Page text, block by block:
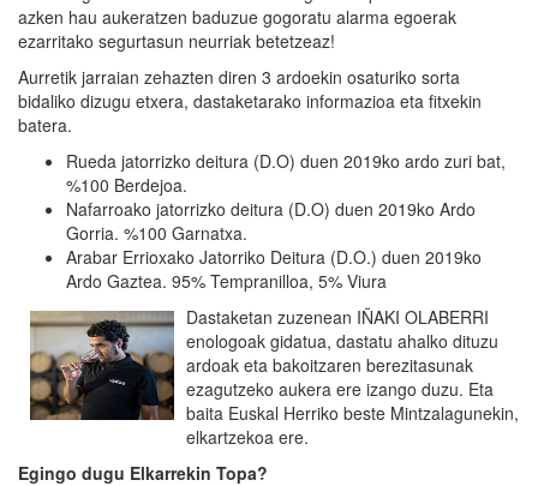
azken hau aukeratzen baduzue gogoratu alarma egoerak
ezarritako segurtasun neurriak betetzeaz!
Aurretik jarraian zehazten diren 3 ardoekin osaturiko sorta
bidaliko dizugu etxera, dastaketarako informazioa eta fitxekin
batera.
Rueda jatorrizko deitura (D.O) duen 2019ko ardo zuri bat,
%100 Berdejoa.
Nafarroako jatorrizko deitura (D.O) duen 2019ko Ardo
Gorria. %100 Garnatxa.
Arabar Errioxako Jatorriko Deitura (D.O.) duen 2019ko
Ardo Gaztea. 95% Tempranilloa, 5% Viura
Dastaketan zuzenean IÑAKI OLABERRI
enologoak gidatua, dastatu ahalko dituzu
ardoak eta bakoitzaren berezitasunak
ezagutzeko aukera ere izango duzu. Eta
baita Euskal Herriko beste Mintzalagunekin,
elkartzekoa ere.
Egingo dugu Elkarrekin Topa?